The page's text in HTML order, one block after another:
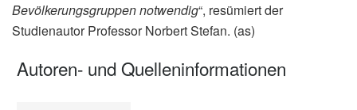
Bevölkerungsgruppen notwendig“, resümiert der
Studienautor Professor Norbert Stefan. (as)
Autoren- und Quelleninformationen